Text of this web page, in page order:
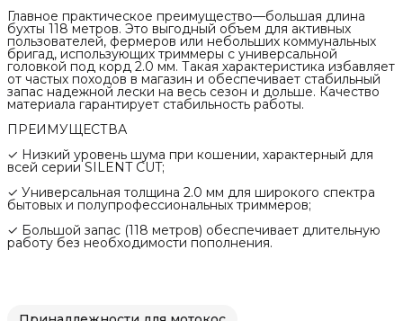
Главное практическое преимущество—большая длина
бухты 118 метров. Это выгодный объем для активных
пользователей, фермеров или небольших коммунальных
бригад, использующих триммеры с универсальной
головкой под корд 2.0 мм. Такая характеристика избавляет
от частых походов в магазин и обеспечивает стабильный
запас надежной лески на весь сезон и дольше. Качество
материала гарантирует стабильность работы.
ПРЕИМУЩЕСТВА
✓ Низкий уровень шума при кошении, характерный для
всей серии SILENT CUT;
✓ Универсальная толщина 2.0 мм для широкого спектра
бытовых и полупрофессиональных триммеров;
✓ Большой запас (118 метров) обеспечивает длительную
работу без необходимости пополнения.